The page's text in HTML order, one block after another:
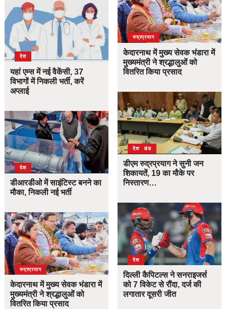
देश
यहां एम्स में नई वैकेंसी, 37
विभागों में निकली भर्ती, करें
अप्लाई
देश
डीआरडीओ में साइंटिस्ट बनने का
मौका, निकली नई भर्ती
उत्तराखंड
देश
रुद्रप्रयाग
केदारनाथ में मुख्य सेवक भंडारा में
मुख्यमंत्री ने श्रद्धालुओं को
वितरित किया प्रसाद
उत्तराखंड
देश
रुद्रप्रयाग
केदारनाथ में मुख्य सेवक भंडारा में
मुख्यमंत्री ने श्रद्धालुओं को
वितरित किया प्रसाद
उत्तराखंड
देश
डीएम रुद्रप्रयाग ने सुनी जन
शिकायतें, 19 का मौके पर
निस्तारण…
देश
दिल्ली कैपिटल्स ने सनराइजर्स
को 7 विकेट से रौंदा, दर्ज की
लगातार दूसरी जीत